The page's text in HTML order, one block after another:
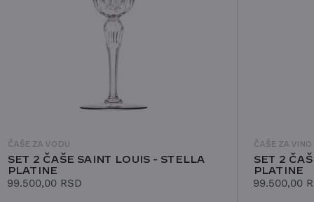
ČAŠE ZA VODU
SET 2 ČAŠE SAINT LOUIS - STELLA
PLATINE
99.500,00 RSD
ČAŠE ZA VINO
SET 2
PLATINE
99.500,00